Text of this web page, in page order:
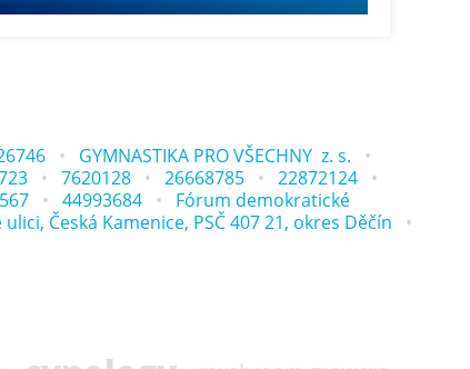
GYMNASTIKA PRO VŠECHNY z. s.
7620128 26668785
22872124
44993684
Fórum demokratické
Česká Kamenice, PSČ 407 21, okres Děčín